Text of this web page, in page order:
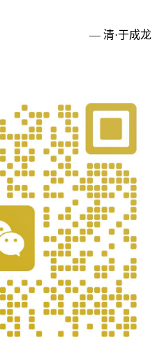
— 清·于成龙